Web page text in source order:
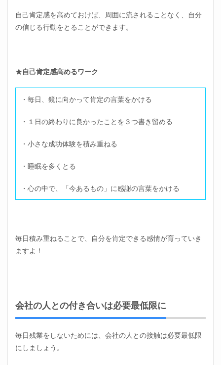
自己肯定感を高めておけば、周囲に流されることなく、自分
の信じる行動をとることができます。
★自己肯定感高めるワーク
・毎日、鏡に向かって肯定の言葉をかける
・１日の終わりに良かったことを３つ書き留める
・小さな成功体験を積み重ねる
・睡眠を多くとる
・心の中で、「今あるもの」に感謝の言葉をかける
毎日積み重ねることで、自分を肯定できる感情が育っていき
ますよ！
会社の人との付き合いは必要最低限に
毎日残業をしないためには、会社の人との接触は必要最低限
にしましょう。